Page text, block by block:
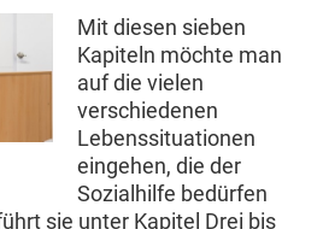
Mit diesen sieben
Kapiteln möchte man
auf die vielen
verschiedenen
Lebenssituationen
eingehen, die der
Sozialhilfe bedürfen
sie unter Kapitel Drei bis